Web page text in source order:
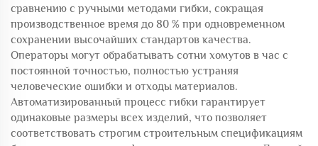
сравнению с ручными методами гибки, сокращая
производственное время до 80 % при одновременном
сохранении высочайших стандартов качества.
Операторы могут обрабатывать сотни хомутов в час с
постоянной точностью, полностью устраняя
человеческие ошибки и отходы материалов.
Автоматизированный процесс гибки гарантирует
одинаковые размеры всех изделий, что позволяет
соответствовать строгим строительным спецификациям